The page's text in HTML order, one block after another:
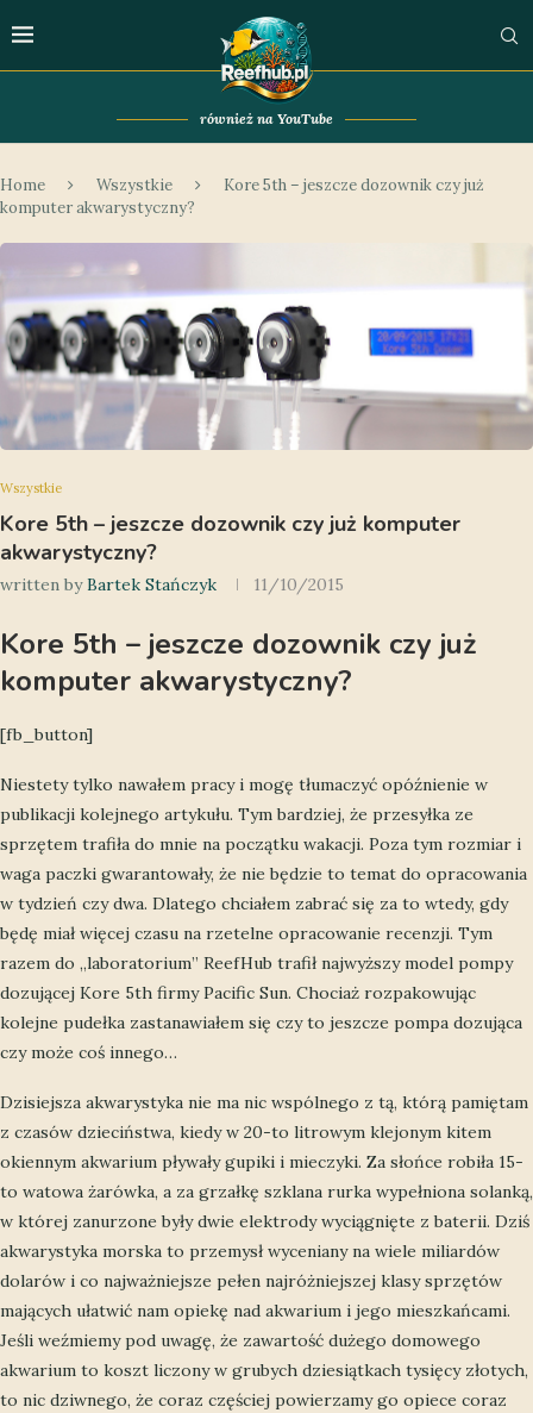
również na YouTube
Home Wszystkie
Kore 5th – jeszcze dozownik czy już
komputer akwarystyczny?
Wszystkie
Kore 5th – jeszcze dozownik czy już komputer
akwarystyczny?
written byBartek Stańczyk 11/10/2015
Kore 5th – jeszcze dozownik czy już
komputer akwarystyczny?
[fb_button]
Niestety tylko nawałem pracy i mogę tłumaczyć opóźnienie w
publikacji kolejnego artykułu. Tym bardziej, że przesyłka ze
sprzętem trafiła do mnie na początku wakacji. Poza tym rozmiar i
waga paczki gwarantowały, że nie będzie to temat do opracowania
w tydzień czy dwa. Dlatego chciałem zabrać się za to wtedy, gdy
będę miał więcej czasu na rzetelne opracowanie recenzji. Tym
razem do „laboratorium” ReefHub trafił najwyższy model pompy
dozującej Kore 5th firmy Pacific Sun. Chociaż rozpakowując
kolejne pudełka zastanawiałem się czy to jeszcze pompa dozująca
czy może coś innego…
Dzisiejsza akwarystyka nie ma nic wspólnego z tą, którą pamiętam
z czasów dzieciństwa, kiedy w 20-to litrowym klejonym kitem
okiennym akwarium pływały gupiki i mieczyki. Za słońce robiła 15-
to watowa żarówka, a za grzałkę szklana rurka wypełniona solanką,
w której zanurzone były dwie elektrody wyciągnięte z baterii. Dziś
akwarystyka morska to przemysł wyceniany na wiele miliardów
dolarów i co najważniejsze pełen najróżniejszej klasy sprzętów
mających ułatwić nam opiekę nad akwarium i jego mieszkańcami.
Jeśli weźmiemy pod uwagę, że zawartość dużego domowego
akwarium to koszt liczony w grubych dziesiątkach tysięcy złotych,
to nic dziwnego, że coraz częściej powierzamy go opiece coraz